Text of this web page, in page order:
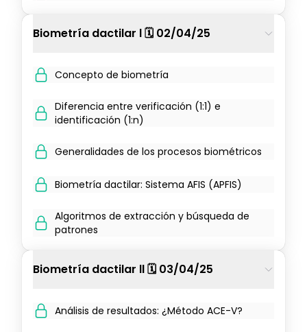
Biometría dactilar l 🗓️ 02/04/25
Concepto de biometría
Diferencia entre verificación (1:1) e
identificación (1:n)
Generalidades de los procesos biométricos
Biometría dactilar: Sistema AFIS (APFIS)
Algoritmos de extracción y búsqueda de
patrones
Biometría dactilar ll 🗓️ 03/04/25
Análisis de resultados: ¿Método ACE-V?